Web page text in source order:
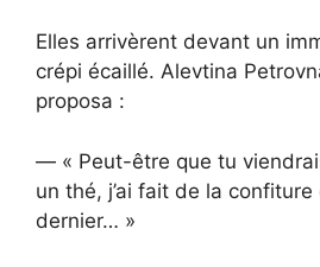
Elles arrivèrent devant un
crépi écaillé. Alevtina
proposa :
— « Peut-être que tu
un thé, j’ai fait de la confiture
dernier… »